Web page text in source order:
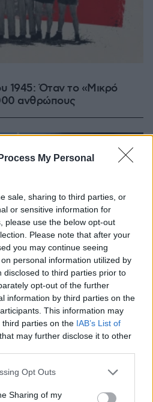
My Personal
sale, sharing to third parties, or
or sensitive information for
please use the below opt-out
Please note that after your
you may continue seeing
personal information utilized by
disclosed to third parties prior to
opt-out of the further
information by third parties on the
This information may
parties on the IAB’s List of
that may further disclose it to other
app uses one or more Google
behaviour. You may click to
Opt Outs
Sharing of my
1945: Όταν το «Μικρό
ανθρώπους